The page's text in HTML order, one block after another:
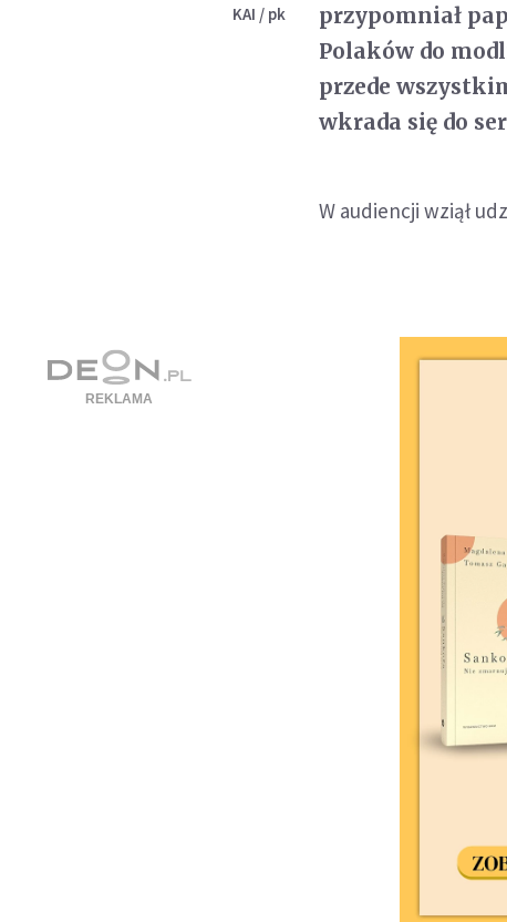
KAI / pk
przypomniał
Polaków do
przede
wkrada się do
W audiencji wziął